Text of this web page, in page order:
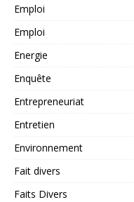
Emploi
Emploi
Energie
Enquête
Entrepreneuriat
Entretien
Environnement
Fait divers
Faits Divers